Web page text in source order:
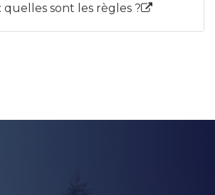
quelles sont les règles ?